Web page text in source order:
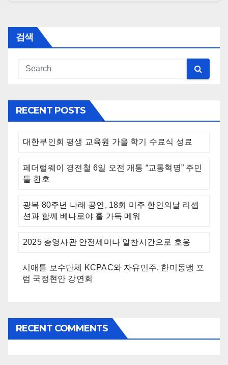
검색
RECENT POSTS
대한부인회 평생 교육원 가을 학기 수료식 성료
페더럴웨이 경전철 6일 오전 개통 “교통혁명” 주민
들 환호
광복 80주년 나래 공연, 18회 미주 한인의날 리셉
션과 함께 베나로야 홀 가득 메워
2025 총영사관 안전세미나 알찬시간으로 호응
시애틀 보수단체 KCPAC와 자유민주, 한미동맹 포
럼 국정현안 강연회
RECENT COMMENTS